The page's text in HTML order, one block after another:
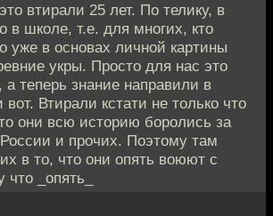
втирали 25 лет. По телику, в
в школе, т.е. для многих, кто
уже в основах личной картины
укры. Просто для нас это
теперь знание направили в
Втирали кстати не только что
они всю историю боролись за
и прочих. Поэтому там
в то, что они опять воюют с
_опять_